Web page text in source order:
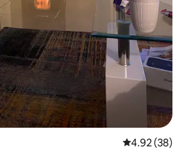
平均评分
4.92 (38)